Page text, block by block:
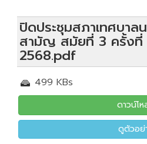
ปิดประชุมสภาเทศบา
สามัญ สมัยที่ 3 ครั้งที่
2568.pdf
499 KBs
ดาวน์โ
ดูตัวอย่